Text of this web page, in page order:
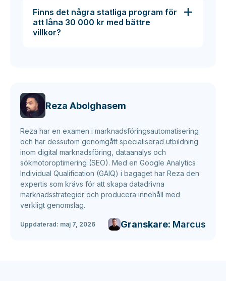
Finns det några statliga program för
att låna 30 000 kr med bättre
villkor?
Reza Abolghasem
Reza har en examen i marknadsföringsautomatisering
och har dessutom genomgått specialiserad utbildning
inom digital marknadsföring, dataanalys och
sökmotoroptimering (SEO). Med en Google Analytics
Individual Qualification (GAIQ) i bagaget har Reza den
expertis som krävs för att skapa datadrivna
marknadsstrategier och producera innehåll med
verkligt genomslag.
Uppdaterad: maj 7, 2026 Granskare: Marcus